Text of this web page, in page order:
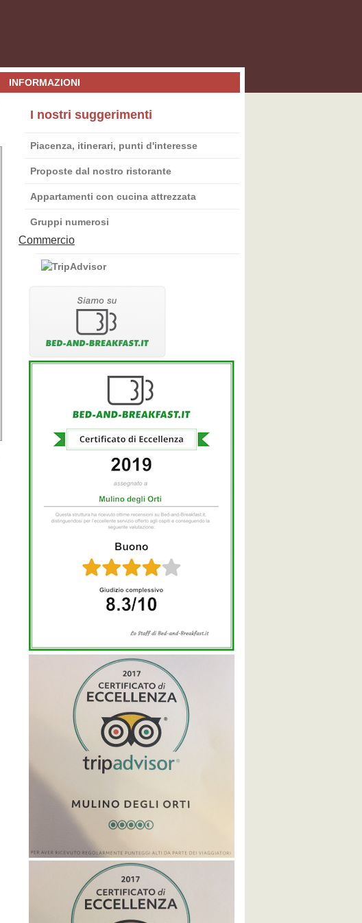
INFORMAZIONI
I nostri suggerimenti
Piacenza, itinerari, punti d'interesse
Proposte dal nostro ristorante
Appartamenti con cucina attrezzata
Gruppi numerosi
Commercio